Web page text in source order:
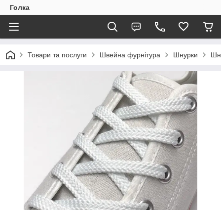
Голка
Товари та послуги Швейна фурнітура Шнурки